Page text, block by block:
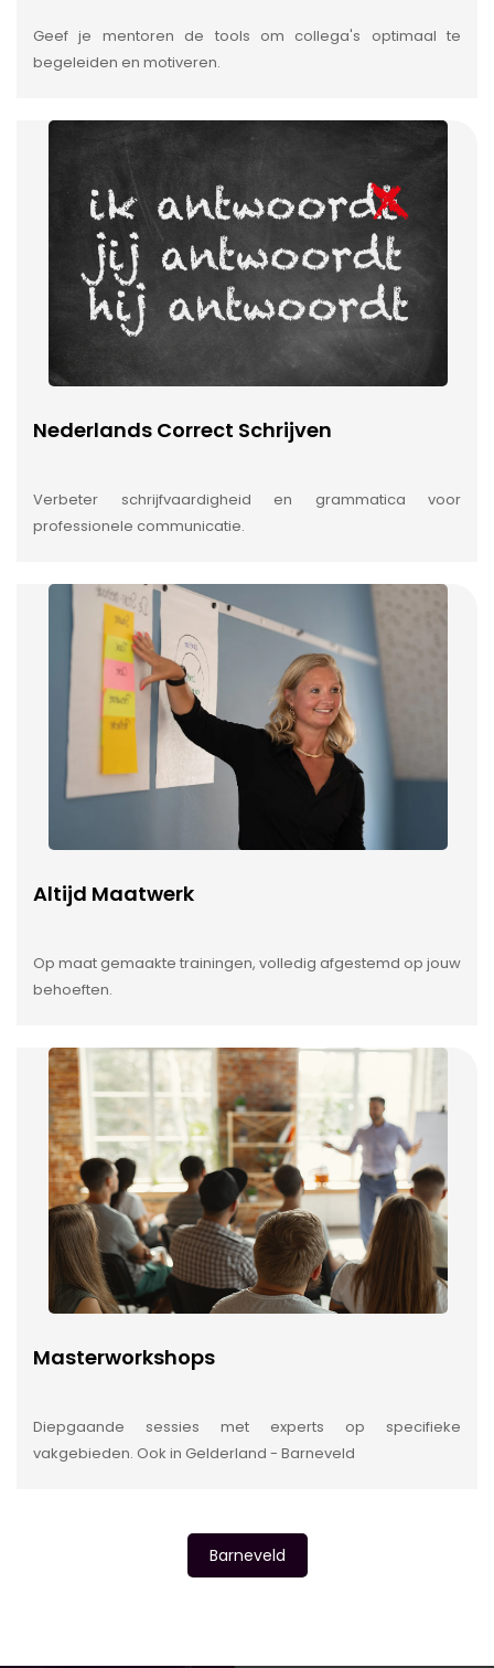
Geef je mentoren de tools om collega's optimaal te
begeleiden en motiveren.
Nederlands Correct Schrijven
Verbeter schrijfvaardigheid en grammatica voor
professionele communicatie.
Altijd Maatwerk
Op maat gemaakte trainingen, volledig afgestemd op jouw
behoeften.
Masterworkshops
Diepgaande sessies met experts op specifieke
vakgebieden. Ook in Gelderland - Barneveld
Barneveld